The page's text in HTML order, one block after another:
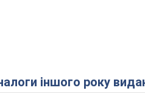
іншого року